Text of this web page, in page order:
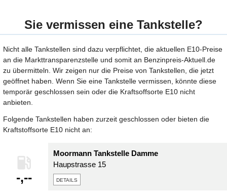
Sie vermissen eine Tankstelle?
Nicht alle Tankstellen sind dazu verpflichtet, die aktuellen E10-Preise
an die Markttransparenzstelle und somit an Benzinpreis-Aktuell.de
zu übermitteln. Wir zeigen nur die Preise von Tankstellen, die jetzt
geöffnet haben. Wenn Sie eine Tankstelle vermissen, könnte diese
temporär geschlossen sein oder die Kraftsoffsorte E10 nicht
anbieten.
Folgende Tankstellen haben zurzeit geschlossen oder bieten die
Kraftstoffsorte E10 nicht an:
-,--
Moormann Tankstelle Damme
Haupstrasse 15
details